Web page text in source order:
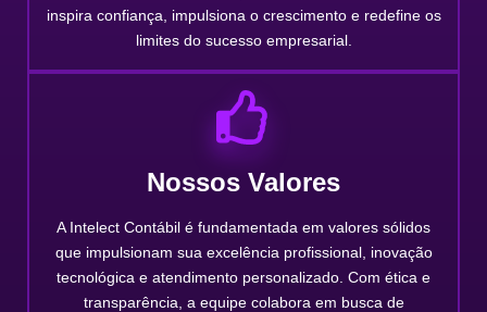
inspira confiança, impulsiona o crescimento e redefine os
limites do sucesso empresarial.
Nossos Valores
A Intelect Contábil é fundamentada em valores sólidos
que impulsionam sua excelência profissional, inovação
tecnológica e atendimento personalizado. Com ética e
transparência, a equipe colabora em busca de